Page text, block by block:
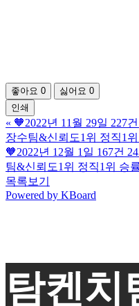
좋아요 0 싫어요 0
인쇄
« 🧡2022년 11월 29일 227
장수팀&신뢰도1위 정직1위
🧡2022년 12월 1일 167건
팀&신뢰도1위 정직1위 승
목록보기
Powered by KBoard
탐켄치